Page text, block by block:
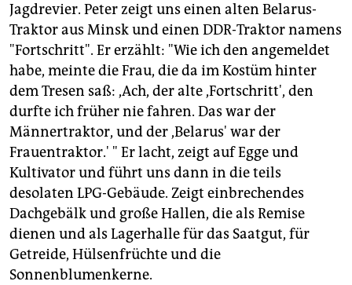
Jagdrevier. Peter zeigt uns einen alten Belarus-
Traktor aus Minsk und einen DDR-Traktor namens
"Fortschritt". Er erzählt: "Wie ich den angemeldet
habe, meinte die Frau, die da im Kostüm hinter
dem Tresen saß: ,Ach, der alte ,Fortschritt', den
durfte ich früher nie fahren. Das war der
Männertraktor, und der ,Belarus' war der
Frauentraktor.' " Er lacht, zeigt auf Egge und
Kultivator und führt uns dann in die teils
desolaten LPG-Gebäude. Zeigt einbrechendes
Dachgebälk und große Hallen, die als Remise
dienen und als Lagerhalle für das Saatgut, für
Getreide, Hülsenfrüchte und die
Sonnenblumenkerne.